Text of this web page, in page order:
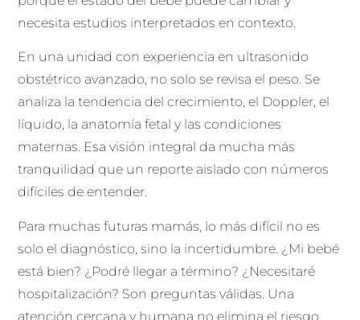
necesita estudios interpretados en contexto.
En una unidad con experiencia en ultrasonido
obstétrico avanzado, no solo se revisa el peso. Se
analiza la tendencia del crecimiento, el Doppler, el
líquido, la anatomía fetal y las condiciones
maternas. Esa visión integral da mucha más
tranquilidad que un reporte aislado con números
difíciles de entender.
Para muchas futuras mamás, lo más difícil no es
solo el diagnóstico, sino la incertidumbre. ¿Mi bebé
está bien? ¿Podré llegar a término? ¿Necesitaré
hospitalización? Son preguntas válidas. Una
atención cercana y humana no elimina el riesgo,